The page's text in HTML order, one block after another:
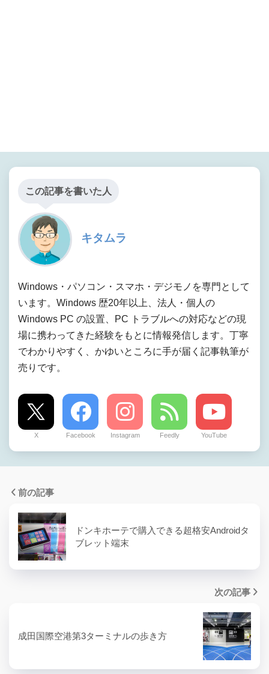
この記事を書いた人
キタムラ
Windows・パソコン・スマホ・デジモノを専門として
います。Windows 歴20年以上、法人・個人の
Windows PC の設置、PC トラブルへの対応などの現
場に携わってきた経験をもとに情報発信します。丁寧
でわかりやすく、かゆいところに手が届く記事執筆が
売りです。
X Facebook Instagram Feedly YouTube
前の記事
ドンキホーテで購入できる超格安Androidタ
ブレット端末
次の記事
成田国際空港第3ターミナルの歩き方